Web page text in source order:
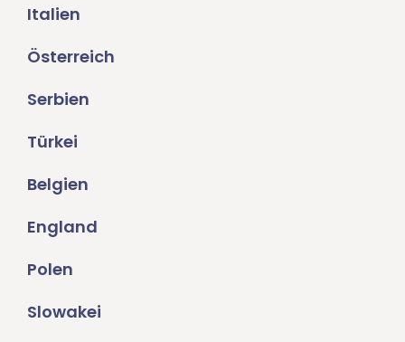
Italien
Österreich
Serbien
Türkei
Belgien
England
Polen
Slowakei